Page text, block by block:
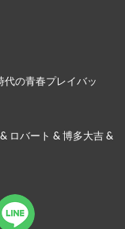
代の青春プレイバッ
ロバート & 博多大吉 &